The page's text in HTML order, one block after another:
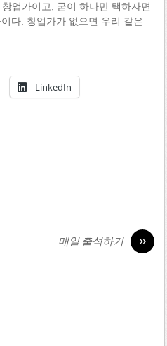
업가이고, 굳이 하나만 택하자면
다. 창업가가 없으면 우리 같은
LinkedIn
»
매일 출석하기